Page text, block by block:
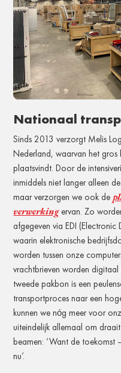
Nationaal
Sinds 2013 verzorgt Melis
Nederland, waarvan het gros
plaatsvindt. Door de
inmiddels niet langer alleen
maar verzorgen we ook de
verwerkingervan. Zo
afgegeven via EDI (Electronic
waarin elektronische
worden tussen onze
vrachtbrieven worden
tweede pakbon is een
transportproces naar een
kunnen we nóg meer voor
uiteindelijk allemaal om
beamen: ‘Want de toekomst
nu’.